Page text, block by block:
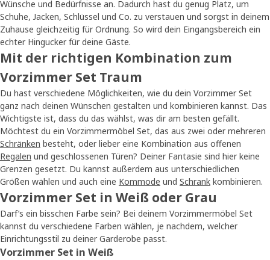
Wünsche und Bedürfnisse an. Dadurch hast du genug Platz, um
Schuhe, Jacken, Schlüssel und Co. zu verstauen und sorgst in deinem
Zuhause gleichzeitig für Ordnung. So wird dein Eingangsbereich ein
echter Hingucker für deine Gäste.
Mit der richtigen Kombination zum
Vorzimmer Set Traum
Du hast verschiedene Möglichkeiten, wie du dein Vorzimmer Set
ganz nach deinen Wünschen gestalten und kombinieren kannst. Das
Wichtigste ist, dass du das wählst, was dir am besten gefällt.
Möchtest du ein Vorzimmermöbel Set, das aus zwei oder mehreren
Schränken besteht, oder lieber eine Kombination aus offenen
Regalen und geschlossenen Türen? Deiner Fantasie sind hier keine
Grenzen gesetzt. Du kannst außerdem aus unterschiedlichen
Größen wählen und auch eine Kommode und Schrank kombinieren.
Vorzimmer Set in Weiß oder Grau
Darf’s ein bisschen Farbe sein? Bei deinem Vorzimmermöbel Set
kannst du verschiedene Farben wählen, je nachdem, welcher
Einrichtungsstil zu deiner Garderobe passt.
Vorzimmer Set in Weiß